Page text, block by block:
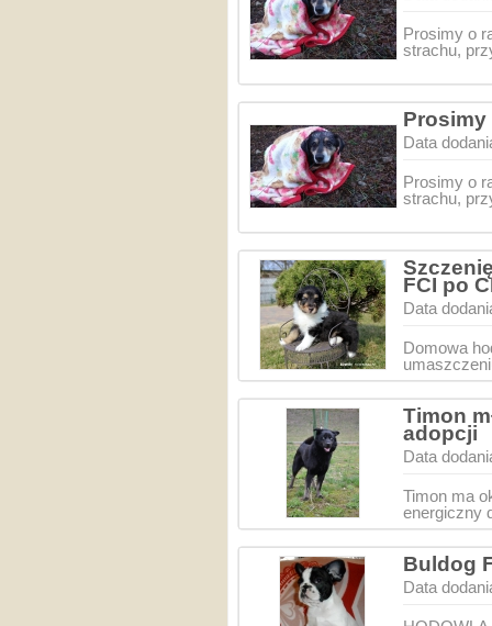
Prosimy o
strachu,
Prosimy
Data
Prosimy o
strachu,
FCI po
Data
Domowa
Timon
adopcji
Data
Timon ma
energiczny
Buldog
Data